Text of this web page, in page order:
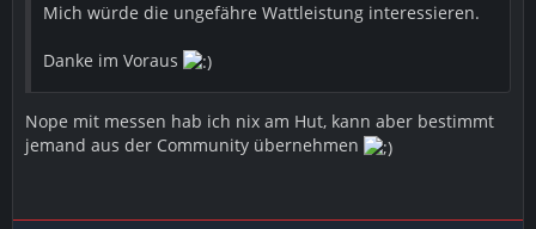
4. nun einmal SSH Neustarten mit
Code
/etc/init.d/ssh restart
Mich würde die ungefähre Wattleistung interessieren.
Danke im Voraus
Nope mit messen hab ich nix am Hut, kann aber bestimmt
jemand aus der Community übernehmen